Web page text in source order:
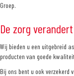
Groep.
De zorg
Wij bieden u een uitgebreid
producten van goede
Bij ons bent u ook verzekerd